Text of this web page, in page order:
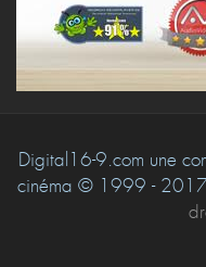
Digital16-9.com une
cinéma © 1999 - 2017